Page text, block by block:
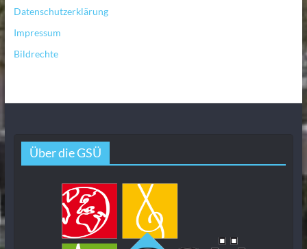
Datenschutzerklärung
Impressum
Bildrechte
Über die GSÜ